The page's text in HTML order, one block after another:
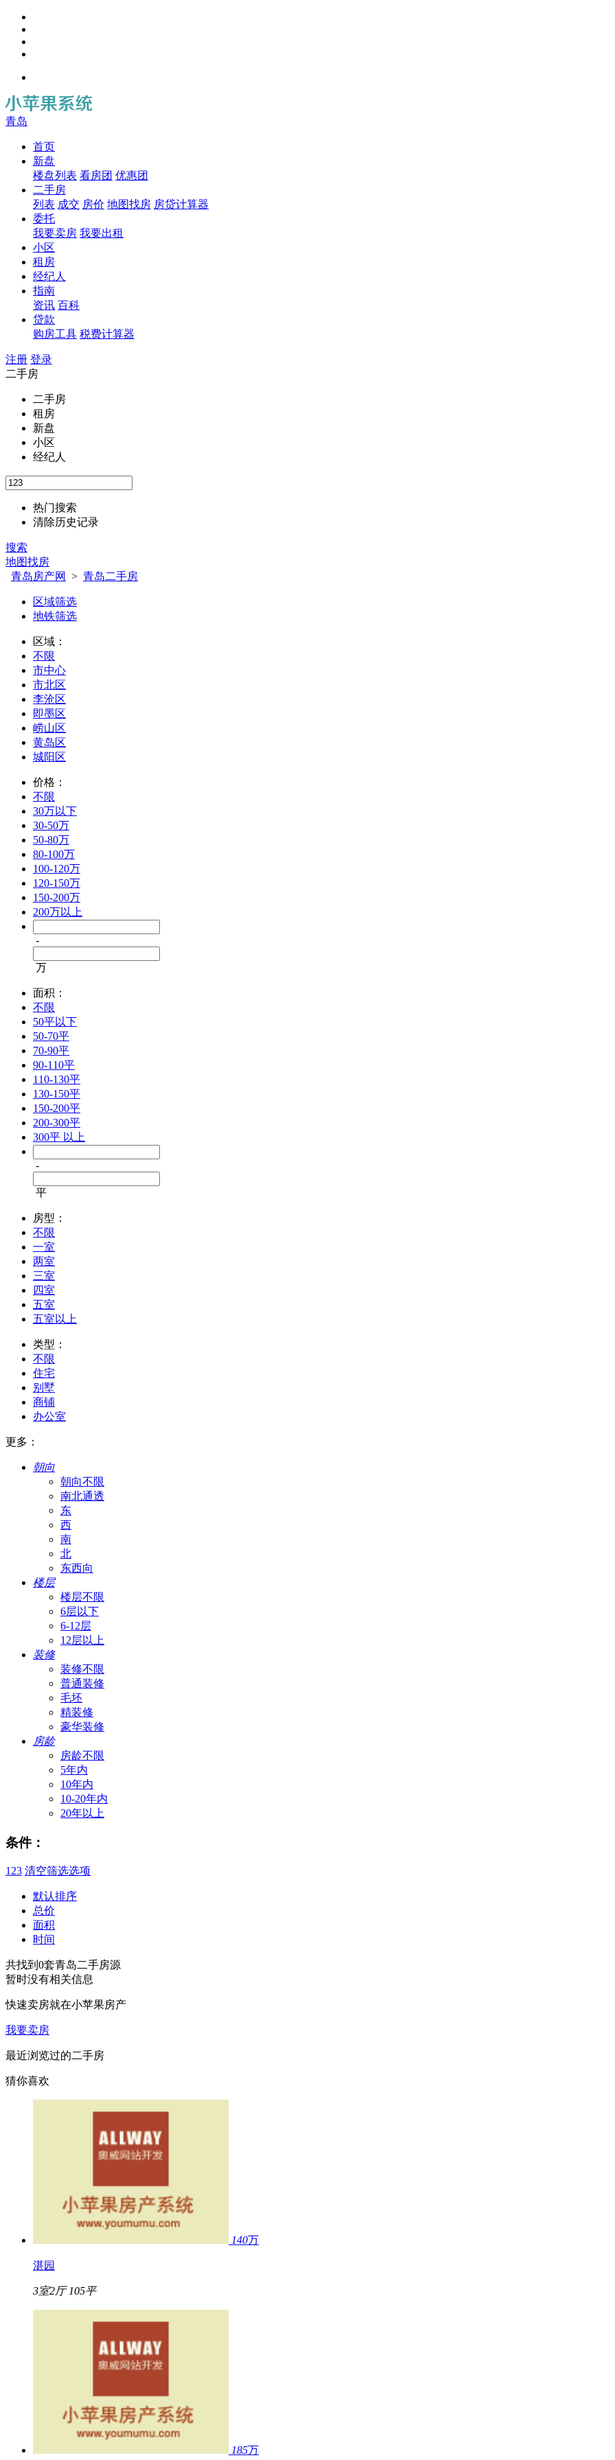
青岛
首页
新盘
楼盘列表 看房团 优惠团
二手房
列表 成交 房价 地图找房 房贷计算器
委托
我要卖房 我要出租
小区
租房
经纪人
指南
资讯 百科
贷款
购房工具 税费计算器
注册 登录
二手房
二手房
租房
新盘
小区
经纪人
热门搜索
清除历史记录
搜索
地图找房
青岛房产网
> 青岛二手房
区域筛选
地铁筛选
区域：
不限
市中心
市北区
李沧区
即墨区
崂山区
黄岛区
城阳区
价格：
不限
30万以下
30-50万
50-80万
80-100万
100-120万
120-150万
150-200万
200万以上
-
万
面积：
不限
50平以下
50-70平
70-90平
90-110平
110-130平
130-150平
150-200平
200-300平
300平 以上
-
平
房型：
不限
一室
两室
三室
四室
五室
五室以上
类型：
不限
住宅
别墅
商铺
办公室
更多：
朝向
朝向不限
南北通透
东
西
南
北
东西向
楼层
楼层不限
6层以下
6-12层
12层以上
装修
装修不限
普通装修
毛坯
精装修
豪华装修
房龄
房龄不限
5年内
10年内
10-20年内
20年以上
条件：
123 清空筛选选项
默认排序
总价
面积
时间
共找到 0套青岛二手房源
暂时没有相关信息
快速卖房就在小苹果房产
我要卖房
最近浏览过的二手房
猜你喜欢
140万
湛园
3室2厅 105平
185万